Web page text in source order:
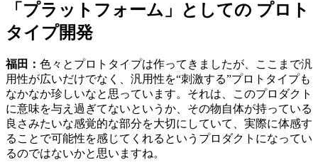
「プラットフォーム」としての プロト
タイプ開発
福田： 色々とプロトタイプは作ってきましたが、ここまで汎
用性が広いだけでなく、汎用性を“刺激する”プロトタイプも
なかなか珍しいなと思っています。それは、このプロダクト
に意味を与え過ぎてないというか、その物自体が持っている
良さみたいな感覚的な部分を大切にしていて、実際に体感す
ることで可能性を感じてくれるというプロダクトになってい
るのではないかと思いますね。